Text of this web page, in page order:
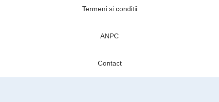
Termeni si conditii
ANPC
Contact